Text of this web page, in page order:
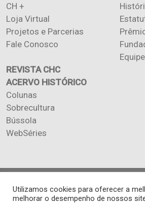
CH +
Loja Virtual
Projetos e Parcerias
Fale Conosco
REVISTA CHC
ACERVO HISTÓRICO
Colunas
Sobrecultura
Bússola
WebSéries
Copyright 2026 INSTITUTO CIÊNCIA
reservados.
Utilizamos cookies para oferecer a
melhorar o desempenho de nossos